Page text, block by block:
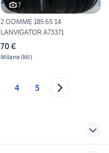
7
2 GOMME 185 65 14
LANVIGATOR A73371
70 €
Milano(MI)
4 5